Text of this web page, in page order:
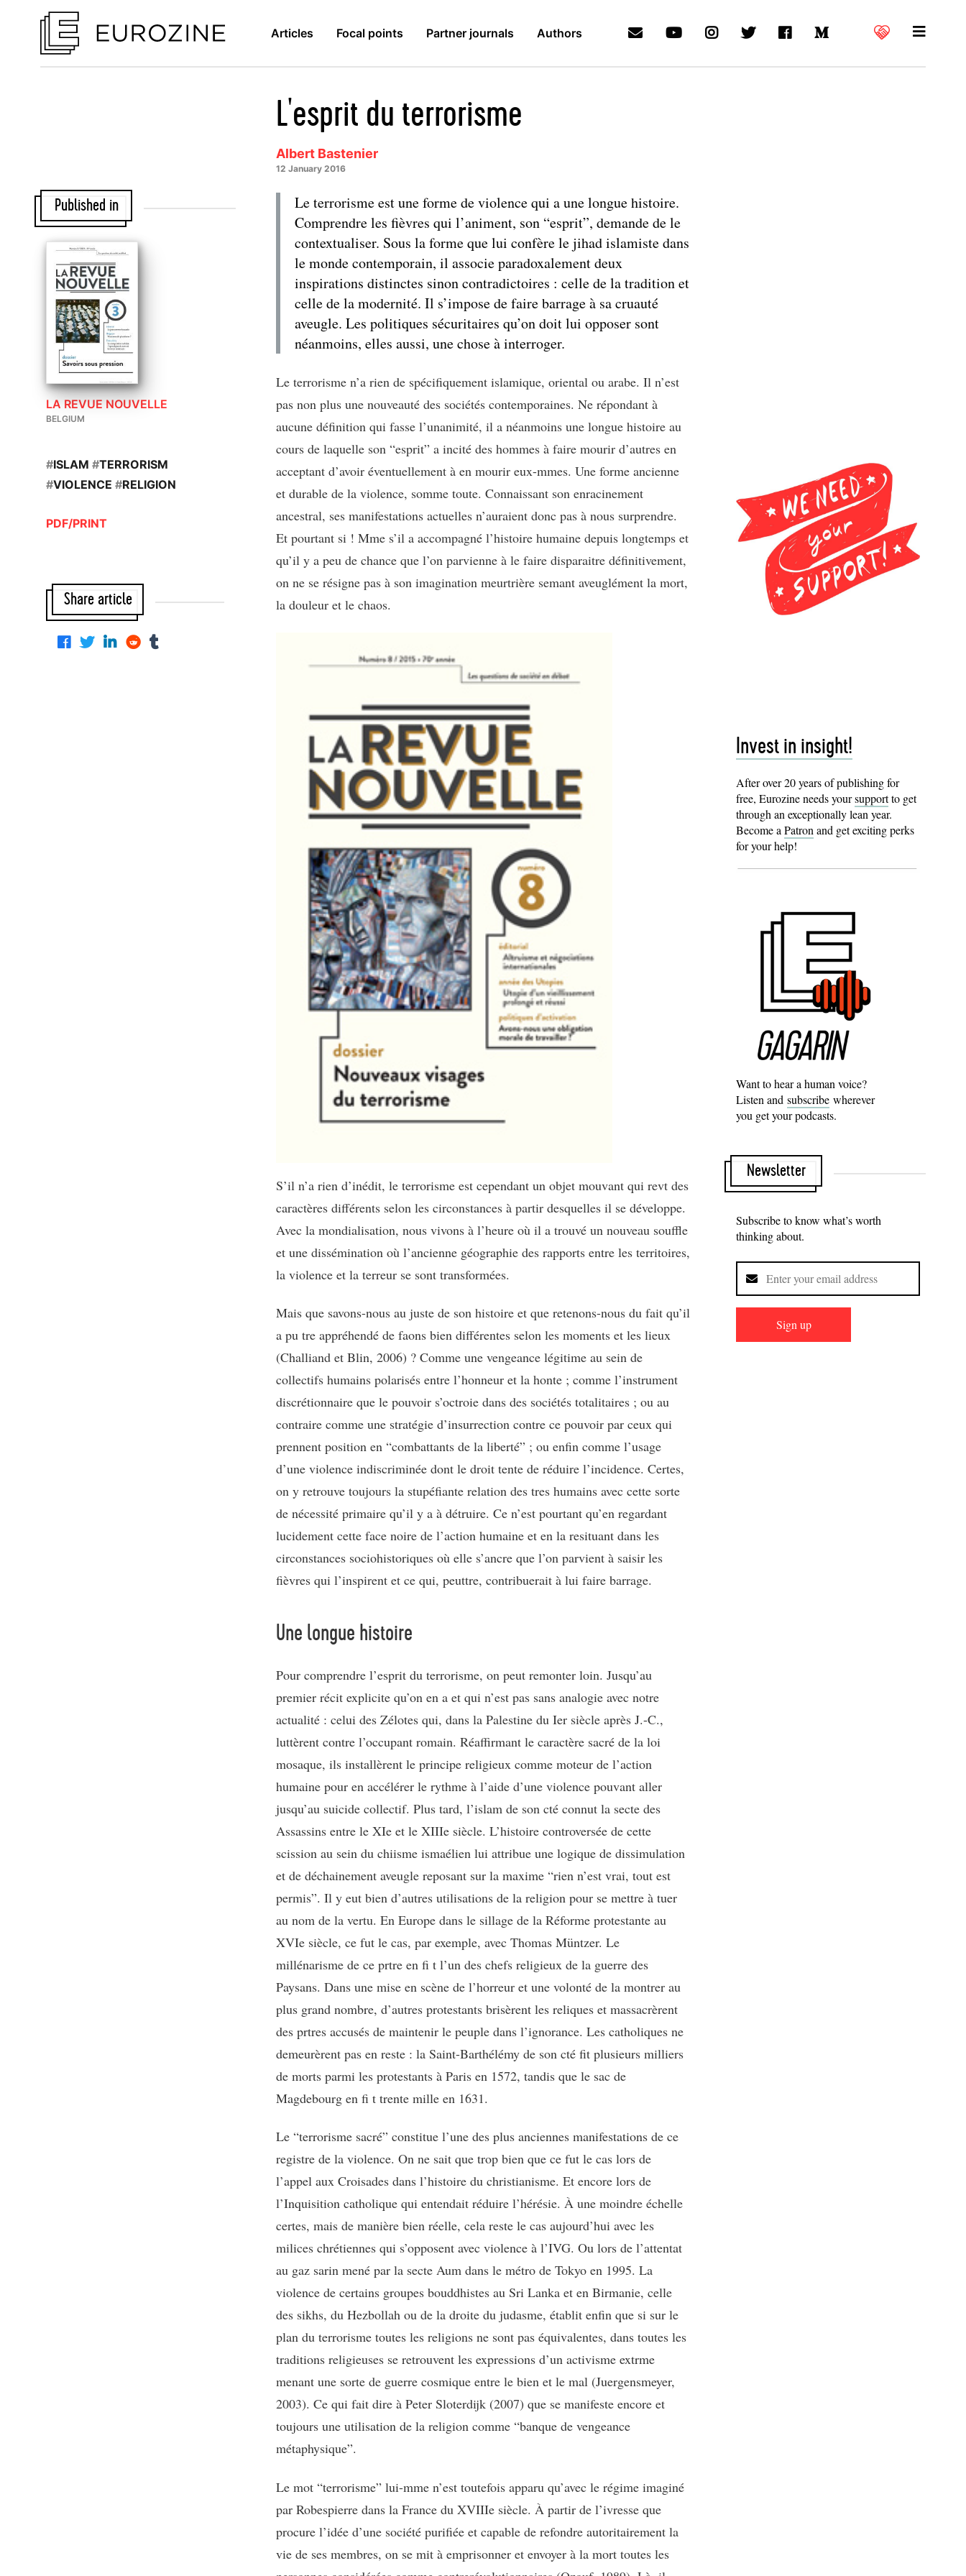
Articles Focal points Partner journals Authors
L'esprit du terrorisme
Albert Bastenier
12 January 2016
Le terrorisme est une forme de violence qui a une longue histoire.
Comprendre les fièvres qui l’animent, son “esprit”, demande de le
contextualiser. Sous la forme que lui confère le jihad islamiste dans
le monde contemporain, il associe paradoxalement deux
inspirations distinctes sinon contradictoires : celle de la tradition et
celle de la modernité. Il s’impose de faire barrage à sa cruauté
aveugle. Les politiques sécuritaires qu’on doit lui opposer sont
néanmoins, elles aussi, une chose à interroger.
Le terrorisme n’a rien de spécifiquement islamique, oriental ou arabe. Il n’est
pas non plus une nouveauté des sociétés contemporaines. Ne répondant à
aucune définition qui fasse l’unanimité, il a néanmoins une longue histoire au
cours de laquelle son “esprit” a incité des hommes à faire mourir d’autres en
acceptant d’avoir éventuellement à en mourir eux-mmes. Une forme ancienne
et durable de la violence, somme toute. Connaissant son enracinement
ancestral, ses manifestations actuelles n’auraient donc pas à nous surprendre.
Et pourtant si ! Mme s’il a accompagné l’histoire humaine depuis longtemps et
qu’il y a peu de chance que l’on parvienne à le faire disparaitre définitivement,
on ne se résigne pas à son imagination meurtrière semant aveuglément la mort,
la douleur et le chaos.
S’il n’a rien d’inédit, le terrorisme est cependant un objet mouvant qui revt des
caractères différents selon les circonstances à partir desquelles il se développe.
Avec la mondialisation, nous vivons à l’heure où il a trouvé un nouveau souffle
et une dissémination où l’ancienne géographie des rapports entre les territoires,
la violence et la terreur se sont transformées.
Mais que savons-nous au juste de son histoire et que retenons-nous du fait qu’il
a pu tre appréhendé de faons bien différentes selon les moments et les lieux
(Challiand et Blin, 2006) ? Comme une vengeance légitime au sein de
collectifs humains polarisés entre l’honneur et la honte ; comme l’instrument
discrétionnaire que le pouvoir s’octroie dans des sociétés totalitaires ; ou au
contraire comme une stratégie d’insurrection contre ce pouvoir par ceux qui
prennent position en “combattants de la liberté” ; ou enfin comme l’usage
d’une violence indiscriminée dont le droit tente de réduire l’incidence. Certes,
on y retrouve toujours la stupéfiante relation des tres humains avec cette sorte
de nécessité primaire qu’il y a à détruire. Ce n’est pourtant qu’en regardant
lucidement cette face noire de l’action humaine et en la resituant dans les
circonstances sociohistoriques où elle s’ancre que l’on parvient à saisir les
fièvres qui l’inspirent et ce qui, peuttre, contribuerait à lui faire barrage.
Une longue histoire
Pour comprendre l’esprit du terrorisme, on peut remonter loin. Jusqu’au
premier récit explicite qu’on en a et qui n’est pas sans analogie avec notre
actualité : celui des Zélotes qui, dans la Palestine du Ier siècle après J.-C.,
luttèrent contre l’occupant romain. Réaffirmant le caractère sacré de la loi
mosaque, ils installèrent le principe religieux comme moteur de l’action
humaine pour en accélérer le rythme à l’aide d’une violence pouvant aller
jusqu’au suicide collectif. Plus tard, l’islam de son cté connut la secte des
Assassins entre le XIe et le XIIIe siècle. L’histoire controversée de cette
scission au sein du chiisme ismaélien lui attribue une logique de dissimulation
et de déchainement aveugle reposant sur la maxime “rien n’est vrai, tout est
permis”. Il y eut bien d’autres utilisations de la religion pour se mettre à tuer
au nom de la vertu. En Europe dans le sillage de la Réforme protestante au
XVIe siècle, ce fut le cas, par exemple, avec Thomas Müntzer. Le
millénarisme de ce prtre en fi t l’un des chefs religieux de la guerre des
Paysans. Dans une mise en scène de l’horreur et une volonté de la montrer au
plus grand nombre, d’autres protestants brisèrent les reliques et massacrèrent
des prtres accusés de maintenir le peuple dans l’ignorance. Les catholiques ne
demeurèrent pas en reste : la Saint-Barthélémy de son cté fit plusieurs milliers
de morts parmi les protestants à Paris en 1572, tandis que le sac de
Magdebourg en fi t trente mille en 1631.
Le “terrorisme sacré” constitue l’une des plus anciennes manifestations de ce
registre de la violence. On ne sait que trop bien que ce fut le cas lors de
l’appel aux Croisades dans l’histoire du christianisme. Et encore lors de
l’Inquisition catholique qui entendait réduire l’hérésie. À une moindre échelle
certes, mais de manière bien réelle, cela reste le cas aujourd’hui avec les
milices chrétiennes qui s’opposent avec violence à l’IVG. Ou lors de l’attentat
au gaz sarin mené par la secte Aum dans le métro de Tokyo en 1995. La
violence de certains groupes bouddhistes au Sri Lanka et en Birmanie, celle
des sikhs, du Hezbollah ou de la droite du judasme, établit enfin que si sur le
plan du terrorisme toutes les religions ne sont pas équivalentes, dans toutes les
traditions religieuses se retrouvent les expressions d’un activisme extrme
menant une sorte de guerre cosmique entre le bien et le mal (Juergensmeyer,
2003). Ce qui fait dire à Peter Sloterdijk (2007) que se manifeste encore et
toujours une utilisation de la religion comme “banque de vengeance
métaphysique”.
Le mot “terrorisme” lui-mme n’est toutefois apparu qu’avec le régime imaginé
par Robespierre dans la France du XVIIIe siècle. À partir de l’ivresse que
procure l’idée d’une société purifiée et capable de refondre autoritairement la
vie de ses membres, on se mit à emprisonner et envoyer à la mort toutes les
Published in
LA REVUE NOUVELLE
BELGIUM
#ISLAM #TERRORISM
#VIOLENCE #RELIGION
PDF/PRINT
Share article
Invest in insight!
After over 20 years of publishing for
free, Eurozine needs yoursupportto get
through an exceptionally lean year.
Become aPatronand get exciting perks
for your help!
Want to hear a human voice?
Listen and subscribe wherever
you get your podcasts.
Newsletter
Subscribe to know what’s worth
thinking about.
Sign up